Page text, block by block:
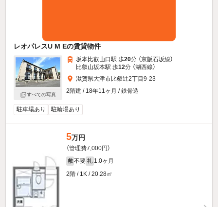
レオパレスU M Eの賃貸物件
すべての写真
坂本比叡山口駅 歩20分 （京阪石坂線）
比叡山坂本駅 歩12分 （湖西線）
滋賀県大津市比叡辻2丁目9-23
2階建 / 18年11ヶ月 / 鉄骨造
駐車場あり 駐輪場あり
5万円
（管理費7,000円）
敷 不要 礼 1.0ヶ月
2階 / 1K / 20.28㎡